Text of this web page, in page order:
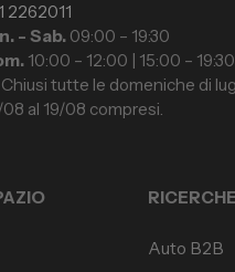
2262011
- Sab.09:00 – 19:30
10:00 – 12:00 | 15:00 – 19:30
tutte le domeniche di
08 al 19/08 compresi.
Auto B2B